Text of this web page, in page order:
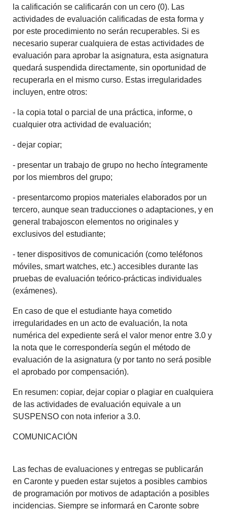
la calificación se calificarán con un cero (0). Las
actividades de evaluación calificadas de esta forma y
por este procedimiento no serán recuperables. Si es
necesario superar cualquiera de estas actividades de
evaluación para aprobar la asignatura, esta asignatura
quedará suspendida directamente, sin oportunidad de
recuperarla en el mismo curso. Estas irregularidades
incluyen, entre otros:
- la copia total o parcial de una práctica, informe, o
cualquier otra actividad de evaluación;
- dejar copiar;
- presentar un trabajo de grupo no hecho íntegramente
por los miembros del grupo;
- presentarcomo propios materiales elaborados por un
tercero, aunque sean traducciones o adaptaciones, y en
general trabajoscon elementos no originales y
exclusivos del estudiante;
- tener dispositivos de comunicación (como teléfonos
móviles, smart watches, etc.) accesibles durante las
pruebas de evaluación teórico-prácticas individuales
(exámenes).
En caso de que el estudiante haya cometido
irregularidades en un acto de evaluación, la nota
numérica del expediente será el valor menor entre 3.0 y
la nota que le correspondería según el método de
evaluación de la asignatura (y por tanto no será posible
el aprobado por compensación).
En resumen: copiar, dejar copiar o plagiar en cualquiera
de las actividades de evaluación equivale a un
SUSPENSO con nota inferior a 3.0.
COMUNICACIÓN
Las fechas de evaluaciones y entregas se publicarán
en Caronte y pueden estar sujetos a posibles cambios
de programación por motivos de adaptación a posibles
incidencias. Siempre se informará en Caronte sobre